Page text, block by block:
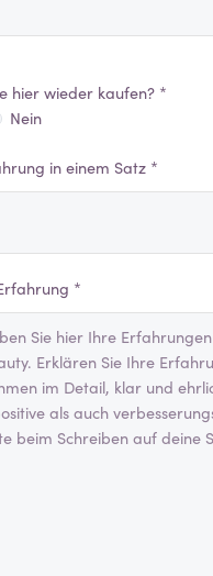
hier wieder kaufen? *
Nein
in einem Satz *
*